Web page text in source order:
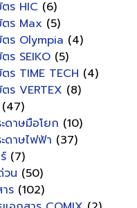
ร HIC (6)
ร Max (5)
ร Olympia (4)
ร SEIKO (5)
ร TIME TECH (4)
ร VERTEX (8)
(47)
ดาษมือโยก (10)
ดาษไฟฟ้า (37)
(7)
วน (50)
ร (102)